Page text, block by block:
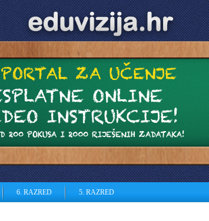
6. RAZRED 5. RAZRED